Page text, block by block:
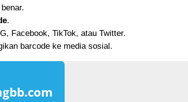
.
Facebook, TikTok, atau Twitter.
barcode ke media sosial.